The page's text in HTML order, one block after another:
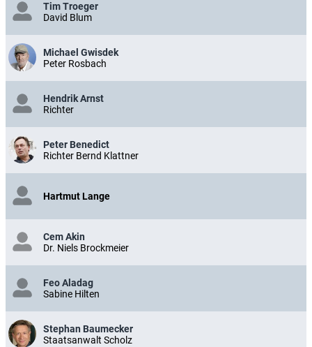
Tim Troeger
David Blum
Michael Gwisdek
Peter Rosbach
Hendrik Arnst
Richter
Peter Benedict
Richter Bernd Klattner
Hartmut Lange
Cem Akin
Dr. Niels Brockmeier
Feo Aladag
Sabine Hilten
Stephan Baumecker
Staatsanwalt Scholz